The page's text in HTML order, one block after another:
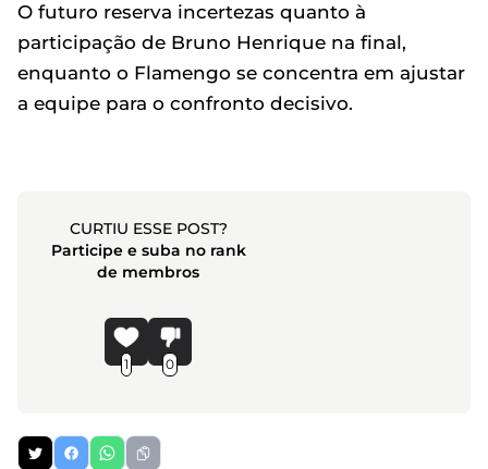
O futuro reserva incertezas quanto à
participação de Bruno Henrique na final,
enquanto o Flamengo se concentra em ajustar
a equipe para o confronto decisivo.
CURTIU ESSE POST?
Participe e suba no rank
de membros
1 0